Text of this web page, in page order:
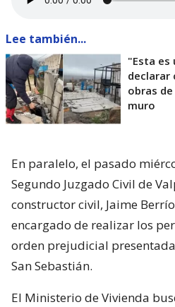
Lee también...
"Esta es
declarar
obras
muro
En paralelo, el pasado
Segundo Juzgado Civil de
constructor civil, Jaime
encargado de realizar los
orden prejudicial
San Sebastián.
El Ministerio de Vivienda